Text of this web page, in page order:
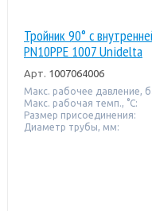
Тройник 90° с
PN10PPE 1007 Unidelta
Арт. 1007064006
Макс. рабочее давление,
Макс. рабочая темп., °С:
Размер присоединения:
Диаметр трубы, мм: